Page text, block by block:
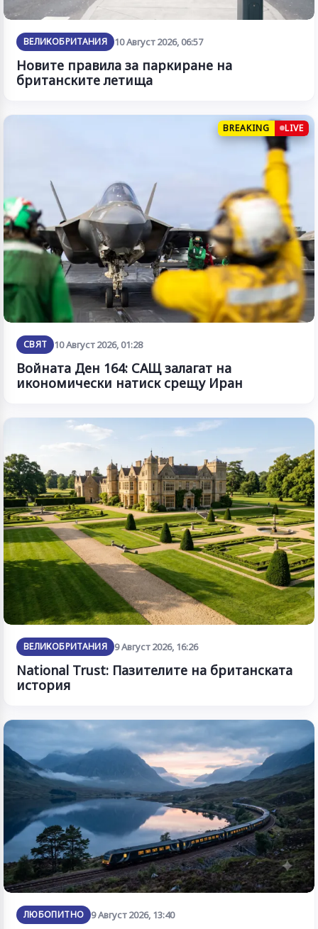
ВЕЛИКОБРИТАНИЯ 10 Август 2026, 06:57
Новите правила за паркиране на
британските летища
BREAKING LIVE
СВЯТ 10 Август 2026, 01:28
Войната Ден 164: САЩ залагат на
икономически натиск срещу Иран
ВЕЛИКОБРИТАНИЯ 9 Август 2026, 16:26
National Trust: Пазителите на британската
история
ЛЮБОПИТНО 9 Август 2026, 13:40